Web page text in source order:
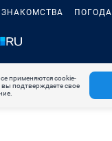
ЗНАКОМСТВА ПОГОДА
применяются cookie-
вы подтверждаете свое